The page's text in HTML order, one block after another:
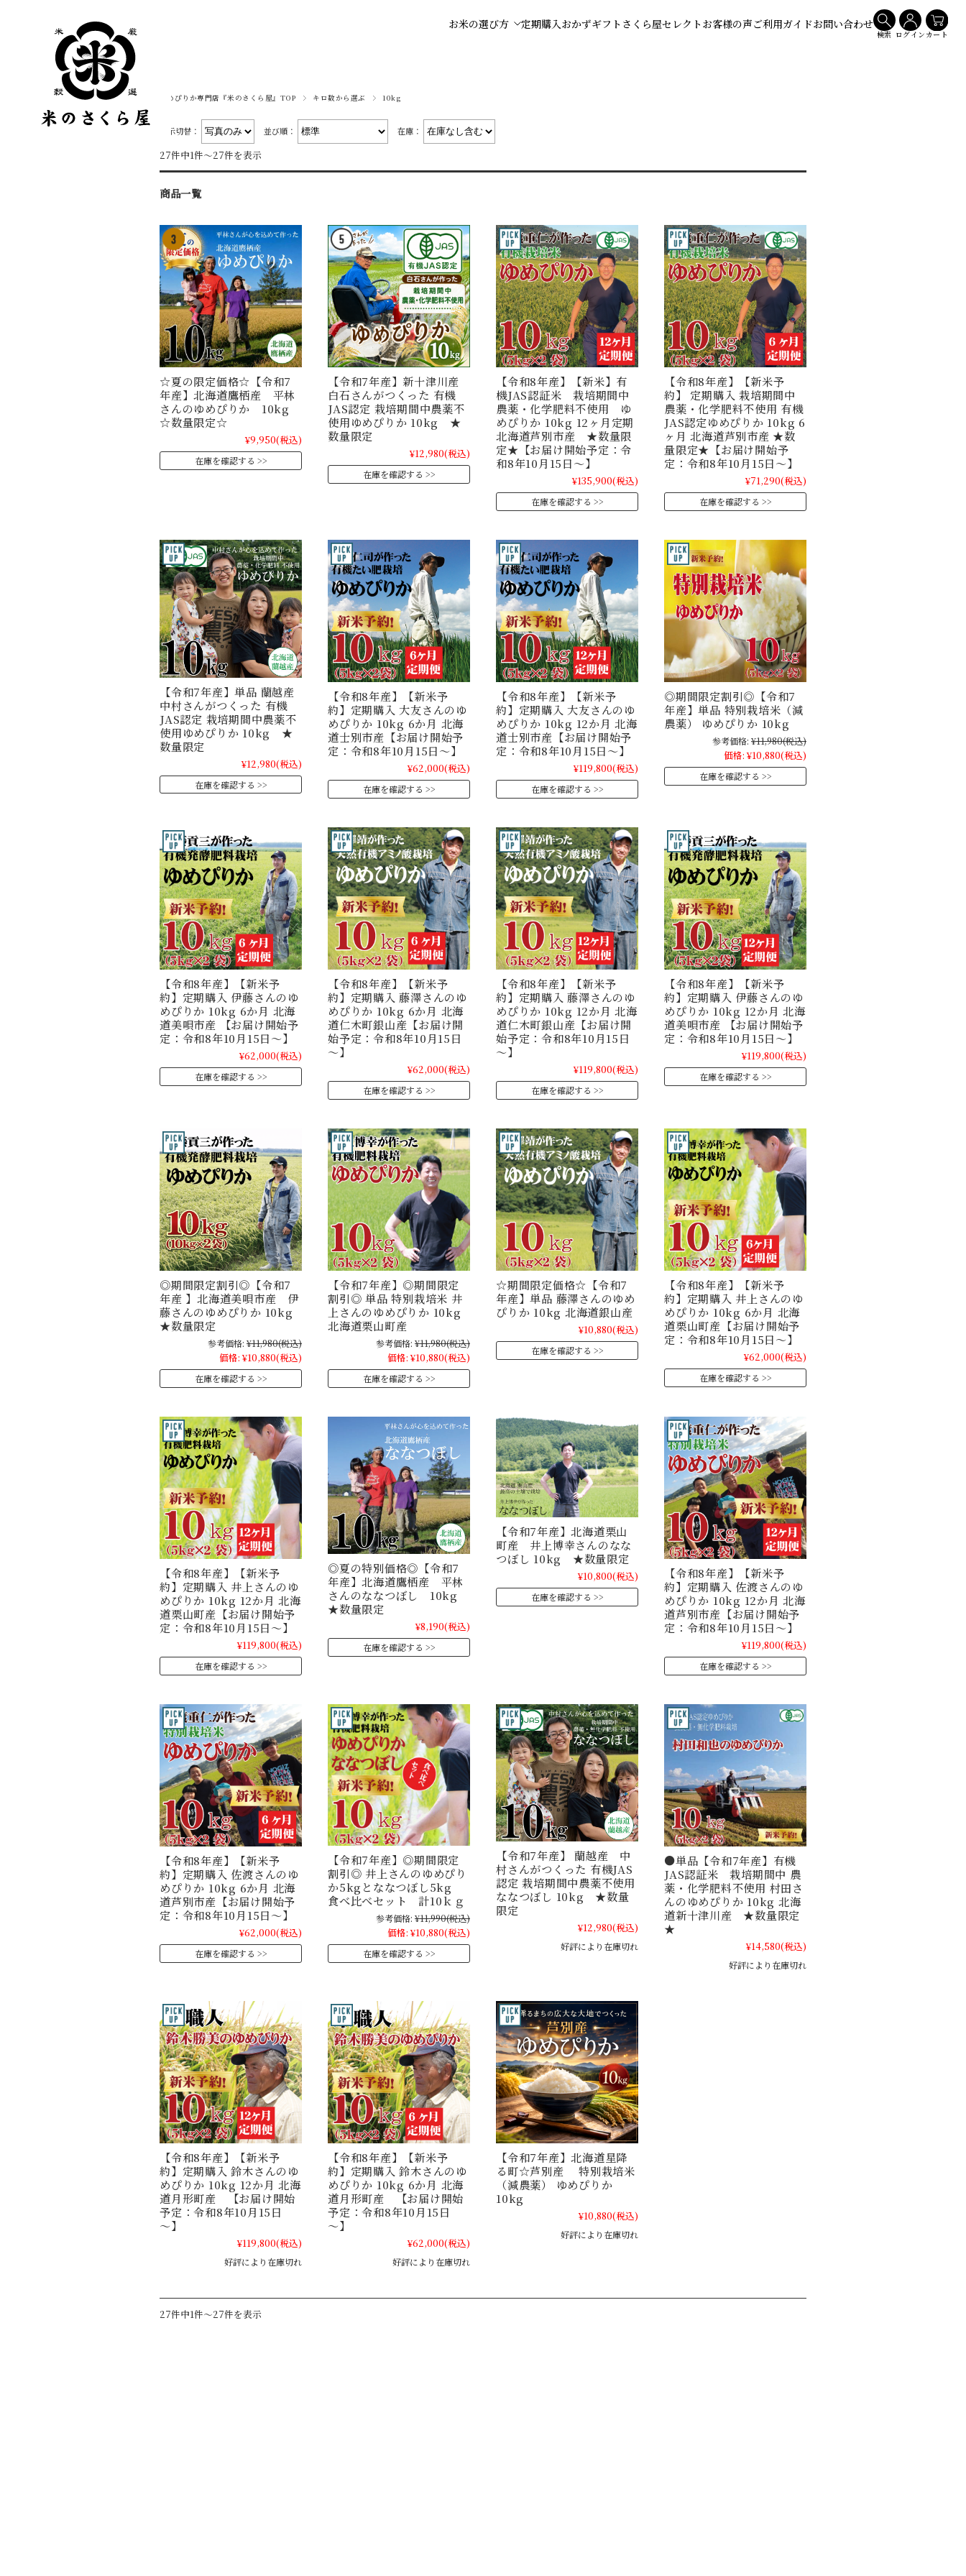
お米の選び方 定期購入おかずギフト さくら屋セレクト お客様の声ご利用ガイドお問い合わせ
検索 ログイン カート
ゆめぴりか専門店『米のさくら屋』TOP キロ数から選ぶ 10kg
表示切替： 並び順： 在庫：
27件中1件～27件を表示
商品一覧
☆夏の限定価格☆【令和7
年産】北海道鷹栖産 平林
さんのゆめぴりか 10kg
☆数量限定☆
¥9,950(税込)
在庫を確認する
【令和7年産】新十津川産
白石さんがつくった 有機
JAS認定 栽培期間中農薬不
使用ゆめぴりか 10kg ★
数量限定
¥12,980(税込)
在庫を確認する
【令和8年産】【新米】有
機JAS認証米 栽培期間中
農薬・化学肥料不使用 ゆ
めぴりか 10kg 12ヶ月定期
北海道芦別市産 ★数量限
定★【お届け開始予定：令
和8年10月15日～】
¥135,900(税込)
在庫を確認する
【令和8年産】【新米予
約】 定期購入 栽培期間中
農薬・化学肥料不使用 有機
JAS認定ゆめぴりか 10kg 6
ヶ月 北海道芦別市産 ★数
量限定★【お届け開始予
定：令和8年10月15日～】
¥71,290(税込)
在庫を確認する
【令和7年産】単品 蘭越産
中村さんがつくった 有機
JAS認定 栽培期間中農薬不
使用ゆめぴりか 10kg ★
数量限定
¥12,980(税込)
在庫を確認する
【令和8年産】【新米予
約】定期購入 大友さんのゆ
めぴりか 10kg 6か月 北海
道士別市産【お届け開始予
定：令和8年10月15日～】
¥62,000(税込)
在庫を確認する
【令和8年産】【新米予
約】定期購入 大友さんのゆ
めぴりか 10kg 12か月 北海
道士別市産【お届け開始予
定：令和8年10月15日～】
¥119,800(税込)
在庫を確認する
◎期間限定割引◎【令和7
年産】単品 特別栽培米（減
農薬） ゆめぴりか 10kg
参考価格: ¥11,980(税込)
価格: ¥10,880(税込)
在庫を確認する
【令和8年産】【新米予
約】定期購入 伊藤さんのゆ
めぴりか 10kg 6か月 北海
道美唄市産 【お届け開始予
定：令和8年10月15日～】
¥62,000(税込)
在庫を確認する
【令和8年産】【新米予
約】定期購入 藤澤さんのゆ
めぴりか 10kg 6か月 北海
道仁木町銀山産【お届け開
始予定：令和8年10月15日
～】
¥62,000(税込)
在庫を確認する
【令和8年産】【新米予
約】定期購入 藤澤さんのゆ
めぴりか 10kg 12か月 北海
道仁木町銀山産【お届け開
始予定：令和8年10月15日
～】
¥119,800(税込)
在庫を確認する
【令和8年産】【新米予
約】定期購入 伊藤さんのゆ
めぴりか 10kg 12か月 北海
道美唄市産 【お届け開始予
定：令和8年10月15日～】
¥119,800(税込)
在庫を確認する
◎期間限定割引◎【令和7
年産 】北海道美唄市産 伊
藤さんのゆめぴりか 10kg
★数量限定
参考価格: ¥11,980(税込)
価格: ¥10,880(税込)
在庫を確認する
【令和7年産】◎期間限定
割引◎ 単品 特別栽培米 井
上さんのゆめぴりか 10kg
北海道栗山町産
参考価格: ¥11,980(税込)
価格: ¥10,880(税込)
在庫を確認する
☆期間限定価格☆【令和7
年産】単品 藤澤さんのゆめ
ぴりか 10kg 北海道銀山産
¥10,880(税込)
在庫を確認する
【令和8年産】【新米予
約】定期購入 井上さんのゆ
めぴりか 10kg 6か月 北海
道栗山町産【お届け開始予
定：令和8年10月15日～】
¥62,000(税込)
在庫を確認する
【令和8年産】【新米予
約】定期購入 井上さんのゆ
めぴりか 10kg 12か月 北海
道栗山町産【お届け開始予
定：令和8年10月15日～】
¥119,800(税込)
在庫を確認する
◎夏の特別価格◎【令和7
年産】北海道鷹栖産 平林
さんのななつぼし 10kg
★数量限定
¥8,190(税込)
在庫を確認する
【令和7年産】北海道栗山
町産 井上博幸さんのなな
つぼし 10kg ★数量限定
¥10,800(税込)
在庫を確認する
【令和8年産】【新米予
約】定期購入 佐渡さんのゆ
めぴりか 10kg 12か月 北海
道芦別市産【お届け開始予
定：令和8年10月15日～】
¥119,800(税込)
在庫を確認する
【令和8年産】【新米予
約】定期購入 佐渡さんのゆ
めぴりか 10kg 6か月 北海
道芦別市産【お届け開始予
定：令和8年10月15日～】
¥62,000(税込)
在庫を確認する
【令和7年産】◎期間限定
割引◎ 井上さんのゆめぴり
か5kgとななつぼし5kg
食べ比べセット 計10ｋｇ
参考価格: ¥11,990(税込)
価格: ¥10,880(税込)
在庫を確認する
【令和7年産】 蘭越産 中
村さんがつくった 有機JAS
認定 栽培期間中農薬不使用
ななつぼし 10kg ★数量
限定
¥12,980(税込)
好評により在庫切れ
●単品【令和7年産】有機
JAS認証米 栽培期間中 農
薬・化学肥料不使用 村田さ
んのゆめぴりか 10kg 北海
道新十津川産 ★数量限定
★
¥14,580(税込)
好評により在庫切れ
【令和8年産】【新米予
約】定期購入 鈴木さんのゆ
めぴりか 10kg 12か月 北海
道月形町産 【お届け開始
予定：令和8年10月15日
～】
¥119,800(税込)
好評により在庫切れ
【令和8年産】【新米予
約】定期購入 鈴木さんのゆ
めぴりか 10kg 6か月 北海
道月形町産 【お届け開始
予定：令和8年10月15日
～】
¥62,000(税込)
好評により在庫切れ
【令和7年産】北海道星降
る町☆芦別産 特別栽培米
（減農薬） ゆめぴりか
10kg
¥10,880(税込)
好評により在庫切れ
27件中1件～27件を表示